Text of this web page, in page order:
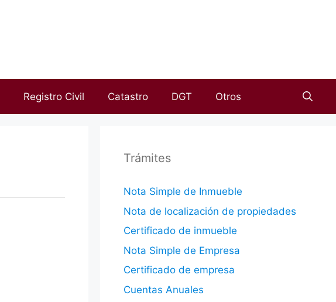
Registro Civil Catastro DGT Otros
Trámites
Nota Simple de Inmueble
Nota de localización de propiedades
Certificado de inmueble
Nota Simple de Empresa
Certificado de empresa
Cuentas Anuales